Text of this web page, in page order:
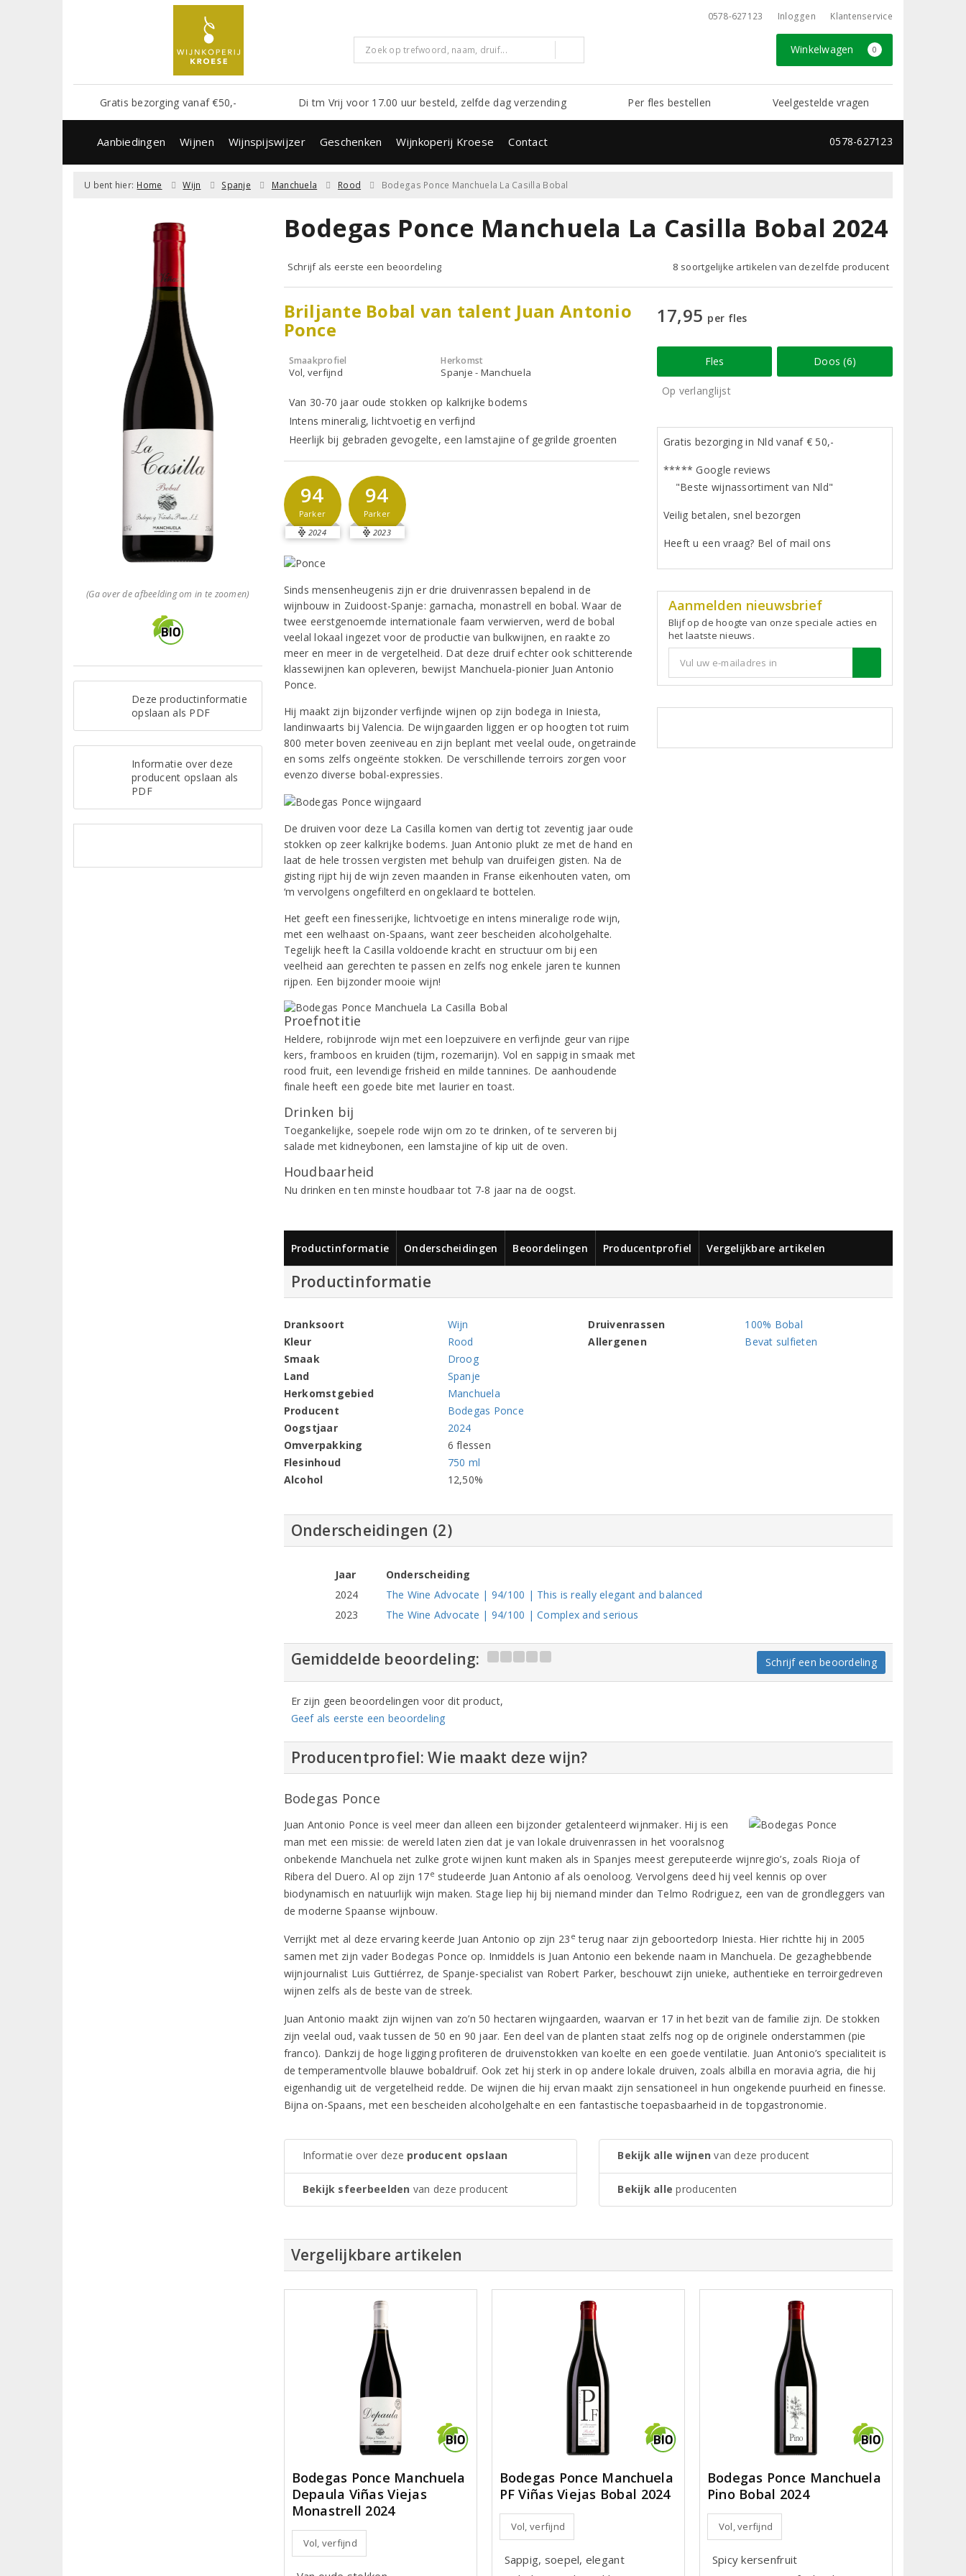
0578-627123 Inloggen Klantenservice
Winkelwagen 0
Gratis bezorging vanaf €50,- Di tm Vrij voor 17.00 uur besteld, zelfde dag verzending Per fles bestellen Veelgestelde vragen
Aanbiedingen Wijnen Wijnspijswijzer Geschenken Wijnkoperij Kroese Contact 0578-627123
U bent hier: Home Wijn Spanje Manchuela Rood Bodegas Ponce Manchuela La Casilla Bobal
(Ga over de afbeelding om in te zoomen)
Deze productinformatie
opslaan als PDF
Informatie over deze
producent opslaan als
PDF
Bodegas Ponce Manchuela La Casilla Bobal 2024
Schrijf als eerste een beoordeling 8 soortgelijke artikelen van dezelfde producent
Briljante Bobal van talent Juan Antonio
Ponce
Smaakprofiel
Vol, verfijnd
Herkomst
Spanje - Manchuela
Van 30-70 jaar oude stokken op kalkrijke bodems
Intens mineralig, lichtvoetig en verfijnd
Heerlijk bij gebraden gevogelte, een lamstajine of gegrilde groenten
94
Parker
2024
94
Parker
2023
Sinds mensenheugenis zijn er drie druivenrassen bepalend in de
wijnbouw in Zuidoost-Spanje: garnacha, monastrell en bobal. Waar de
twee eerstgenoemde internationale faam verwierven, werd de bobal
veelal lokaal ingezet voor de productie van bulkwijnen, en raakte zo
meer en meer in de vergetelheid. Dat deze druif echter ook schitterende
klassewijnen kan opleveren, bewijst Manchuela-pionier Juan Antonio
Ponce.
Hij maakt zijn bijzonder verfijnde wijnen op zijn bodega in Iniesta,
landinwaarts bij Valencia. De wijngaarden liggen er op hoogten tot ruim
800 meter boven zeeniveau en zijn beplant met veelal oude, ongetrainde
en soms zelfs ongeënte stokken. De verschillende terroirs zorgen voor
evenzo diverse bobal-expressies.
De druiven voor deze La Casilla komen van dertig tot zeventig jaar oude
stokken op zeer kalkrijke bodems. Juan Antonio plukt ze met de hand en
laat de hele trossen vergisten met behulp van druifeigen gisten. Na de
gisting rijpt hij de wijn zeven maanden in Franse eikenhouten vaten, om
‘m vervolgens ongefilterd en ongeklaard te bottelen.
Het geeft een finesserijke, lichtvoetige en intens mineralige rode wijn,
met een welhaast on-Spaans, want zeer bescheiden alcoholgehalte.
Tegelijk heeft la Casilla voldoende kracht en structuur om bij een
veelheid aan gerechten te passen en zelfs nog enkele jaren te kunnen
rijpen. Een bijzonder mooie wijn!
Proefnotitie
Heldere, robijnrode wijn met een loepzuivere en verfijnde geur van rijpe
kers, framboos en kruiden (tijm, rozemarijn). Vol en sappig in smaak met
rood fruit, een levendige frisheid en milde tannines. De aanhoudende
finale heeft een goede bite met laurier en toast.
Drinken bij
Toegankelijke, soepele rode wijn om zo te drinken, of te serveren bij
salade met kidneybonen, een lamstajine of kip uit de oven.
Houdbaarheid
Nu drinken en ten minste houdbaar tot 7-8 jaar na de oogst.
17,95 per fles
Fles Doos (6)
Op verlanglijst
Gratis bezorging in Nld vanaf € 50,-
***** Google reviews
"Beste wijnassortiment van Nld"
Veilig betalen, snel bezorgen
Heeft u een vraag? Bel of mail ons
Aanmelden nieuwsbrief
Blijf op de hoogte van onze speciale acties en
het laatste nieuws.
Productinformatie Onderscheidingen Beoordelingen Producentprofiel Vergelijkbare artikelen
Productinformatie
Dranksoort
Wijn
Kleur
Rood
Smaak
Droog
Land
Spanje
Herkomstgebied
Manchuela
Producent
Bodegas Ponce
Oogstjaar
2024
Omverpakking
6 flessen
Flesinhoud
750 ml
Alcohol
12,50%
Druivenrassen
100% Bobal
Allergenen
Bevat sulfieten
Onderscheidingen (2)
Jaar
Onderscheiding
2024
The Wine Advocate | 94/100 | This is really elegant and balanced
2023
The Wine Advocate | 94/100 | Complex and serious
Gemiddelde beoordeling: Schrijf een beoordeling
Er zijn geen beoordelingen voor dit product,
Geef als eerste een beoordeling
Producentprofiel: Wie maakt deze wijn?
Bodegas Ponce
Juan Antonio Ponce is veel meer dan alleen een bijzonder getalenteerd wijnmaker. Hij is een
man met een missie: de wereld laten zien dat je van lokale druivenrassen in het vooralsnog
onbekende Manchuela net zulke grote wijnen kunt maken als in Spanjes meest gereputeerde wijnregio’s, zoals Rioja of
Ribera del Duero. Al op zijn 17e studeerde Juan Antonio af als oenoloog. Vervolgens deed hij veel kennis op over
biodynamisch en natuurlijk wijn maken. Stage liep hij bij niemand minder dan Telmo Rodriguez, een van de grondleggers van
de moderne Spaanse wijnbouw.
Verrijkt met al deze ervaring keerde Juan Antonio op zijn 23 e terug naar zijn geboortedorp Iniesta. Hier richtte hij in 2005
samen met zijn vader Bodegas Ponce op. Inmiddels is Juan Antonio een bekende naam in Manchuela. De gezaghebbende
wijnjournalist Luis Guttiérrez, de Spanje-specialist van Robert Parker, beschouwt zijn unieke, authentieke en terroirgedreven
wijnen zelfs als de beste van de streek.
Juan Antonio maakt zijn wijnen van zo’n 50 hectaren wijngaarden, waarvan er 17 in het bezit van de familie zijn. De stokken
zijn veelal oud, vaak tussen de 50 en 90 jaar. Een deel van de planten staat zelfs nog op de originele onderstammen (pie
franco). Dankzij de hoge ligging profiteren de druivenstokken van koelte en een goede ventilatie. Juan Antonio’s specialiteit is
de temperamentvolle blauwe bobaldruif. Ook zet hij sterk in op andere lokale druiven, zoals albilla en moravia agria, die hij
eigenhandig uit de vergetelheid redde. De wijnen die hij ervan maakt zijn sensationeel in hun ongekende puurheid en finesse.
Bijna on-Spaans, met een bescheiden alcoholgehalte en een fantastische toepasbaarheid in de topgastronomie.
Informatie over deze producent opslaan
Bekijk sfeerbeelden van deze producent
Bekijk alle wijnen van deze producent
Bekijk alle producenten
Vergelijkbare artikelen
Bodegas Ponce Manchuela
Depaula Viñas Viejas
Monastrell 2024
Vol, verfijnd
Bodegas Ponce Manchuela
PF Viñas Viejas Bobal 2024
Vol, verfijnd
Sappig, soepel, elegant
Bodegas Ponce Manchuela
Pino Bobal 2024
Vol, verfijnd
Spicy kersenfruit